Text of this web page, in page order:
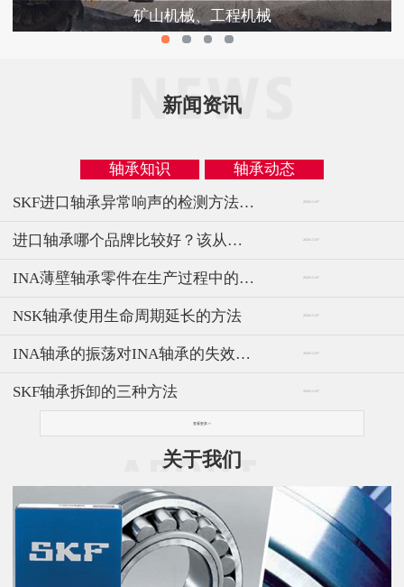
矿山机械、工程机械
新闻资讯
轴承知识
轴承动态
SKF进口轴承异常响声的检测方法与仪器
2020-11-07
进口轴承哪个品牌比较好？该从哪几方面选择 2020-11-07
INA薄壁轴承零件在生产过程中的技术分析 2020-11-07
NSK轴承使用生命周期延长的方法 2020-11-07
INA轴承的振荡对INA轴承的失效影响 2020-11-07
SKF轴承拆卸的三种方法 2020-11-07
查看更多>>
关于我们